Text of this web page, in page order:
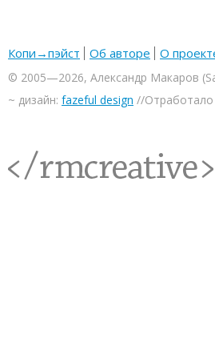
Копи→пэйст Об авторе О
© 2005—2026, Александр Макаров
~ дизайн: fazeful design //Отработало
<rmcreative/>